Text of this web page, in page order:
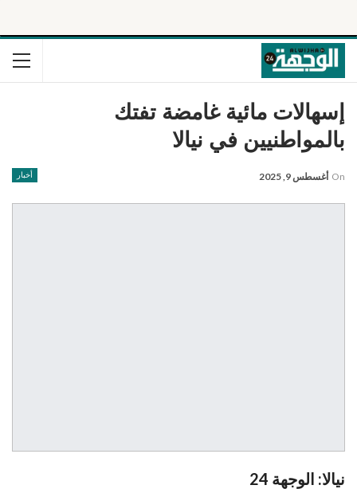
إسهالات مائية غامضة تفتك
بالمواطنيين في نيالا
أخبار On أغسطس 9, 2025
نيالا: الوجهة 24